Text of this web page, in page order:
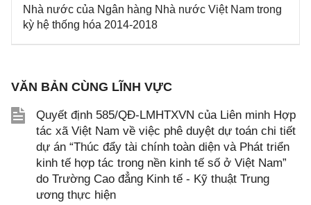
Nhà nước của Ngân hàng Nhà nước Việt Nam trong
kỳ hệ thống hóa 2014-2018
VĂN BẢN CÙNG LĨNH VỰC
Quyết định 585/QĐ-LMHTXVN của Liên minh Hợp
tác xã Việt Nam về việc phê duyệt dự toán chi tiết
dự án “Thúc đẩy tài chính toàn diện và Phát triển
kinh tế hợp tác trong nền kinh tế số ở Việt Nam”
do Trường Cao đẳng Kinh tế - Kỹ thuật Trung
ương thực hiện